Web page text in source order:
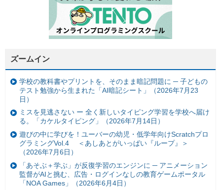
ズームイン
学校の教科書やプリントを、そのまま暗記問題に ─ 子どもの
テスト勉強から生まれた「AI暗記シート」（2026年7月23
日）
ミスを見逃さない ー 全く新しいタイピング学習を学校へ届け
る。「カケルタイピング」（2026年7月14日）
遊びの中に学びを！ユーバーの幼児・低学年向けScratchプロ
グラミングVol.4 ＜あしあとがいっぱい『ループ』＞
（2026年7月6日）
「あそぶ＋学ぶ」が反復学習のエンジンに ─ アニメーション
監督がAIと挑む、広告・ログインなしの教育ゲームポータル
「NOA Games」（2026年6月4日）